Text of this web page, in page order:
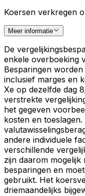
Koersen verkregen
Meer informatie
De
enkele overboeking
Besparingen
inclusief marges en
Xe op dezelfde dag
verstrekte
het gegeven
kosten en
andere individuele
verschillende
zijn daarom
besparingen en
gebruikt. Het
driemaandelijks